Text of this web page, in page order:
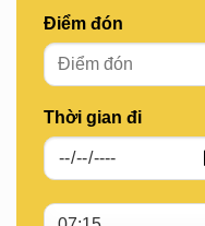
Điểm đón
Thời gian đi